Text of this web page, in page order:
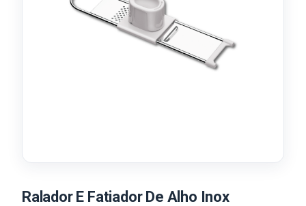
Ralador E Fatiador De Alho Inox